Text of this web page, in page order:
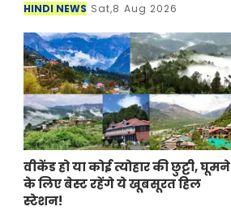
HINDI NEWS Sat,8 Aug 2026
वीकेंड हो या कोई त्योहार की छुट्टी, घूमने
के लिए बेस्ट रहेंगे ये खूबसूरत हिल
स्टेशन!